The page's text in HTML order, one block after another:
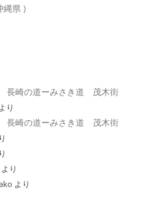
県 )
長崎の道ーみさき道 茂木街
り
長崎の道ーみさき道 茂木街
より
より